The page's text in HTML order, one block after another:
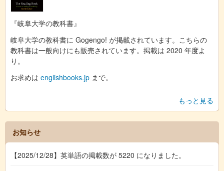
『岐阜大学の教科書』
岐阜大学の教科書に Gogengo! が掲載されています。こちらの
教科書は一般向けにも販売されています。掲載は 2020 年度よ
り。
お求めは englishbooks.jp まで。
もっと見る
お知らせ
【2025/12/28】英単語の掲載数が 5220 になりました。